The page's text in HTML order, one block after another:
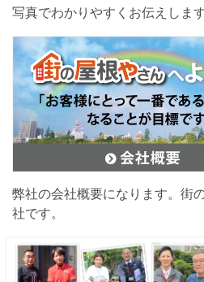
写真でわかりやすくお伝えします
弊社の会社概要になります。街
社です。